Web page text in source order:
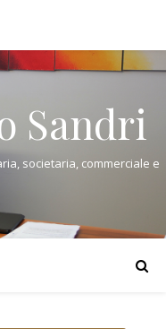
Sandri
societaria, commerciale e